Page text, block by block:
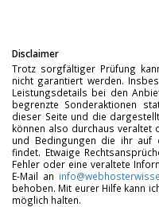
Disclaimer
Trotz sorgfältiger Prüfung
nicht garantiert werden.
Leistungsdetails bei den
begrenzte Sonderaktionen
dieser Seite und die
können also durchaus veraltet
und Bedingungen die ihr auf
findet. Etwaige
Fehler oder eine veraltete
E-Mail an
behoben. Mit eurer Hilfe kann
möglich halten.